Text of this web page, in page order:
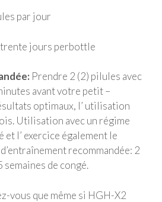
par jour
trente jours perbottle
Prendre 2 (2) pilules avec
avant votre petit –
optimaux, l’ utilisation
Utilisation avec un régime
l’ exercice également le
recommandée: 2
semaines de congé.
vous que même si HGH-X2